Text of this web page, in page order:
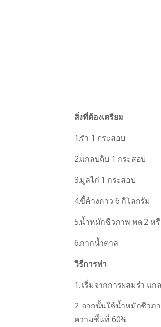
สิ่งที่ต้องเตรียม
1.รำ 1 กระสอบ
2.แกลบดิบ 1 กระสอบ
3.มูลไก่ 1 กระสอบ
4.ขี้ค้างคาว 6 กิโลกรัม
5.น้ำหมักชีวภาพ พด.2 หรื
6.กากน้ำตาล
วิธีการทำ
1. เริ่มจากการผสมรำ แ
2. จากนั้นใช้น้ำหมักชีวภ
ความชื้นที่ 60%